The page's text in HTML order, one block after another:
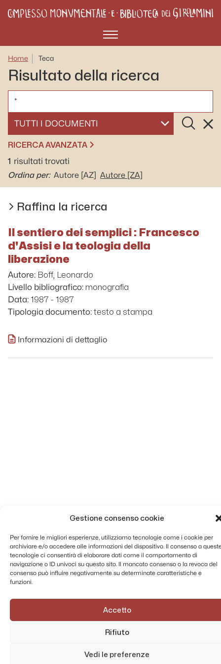
Gestione consenso cookie
Per fornire le migliori esperienze, utilizziamo tecnologie come i cookie per
archiviare e/o accedere alle informazioni del dispositivo. Il consenso a
tecnologie ci consentirà di elaborare dati come il comportamento di
navigazione o ID univoci su questo sito. Il mancato consenso o la revoca del
consenso può influire negativamente su determinate caratteristiche e
funzioni.
Accetto
Rifiuto
Vedi le preferenze
Menù
Home Teca
Risultato della ricerca
SELEZIONA UN DOCUMENTO
Cerca
RICERCA AVANZATA
1 risultati trovati
Ordina per: Autore [AZ] Autore [ZA]
Raffina la ricerca
Il sentiero dei semplici : Francesco
d'Assisi e la teologia della
liberazione
Autore: Boff, Leonardo
Livello bibliografico: monografia
Data: 1987 - 1987
Tipologia documento: testo a stampa
Informazioni di dettaglio